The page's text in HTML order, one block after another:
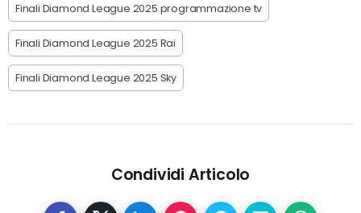
Finali Diamond League 2025 programmazione tv
Finali Diamond League 2025 Rai
Finali Diamond League 2025 Sky
Condividi Articolo